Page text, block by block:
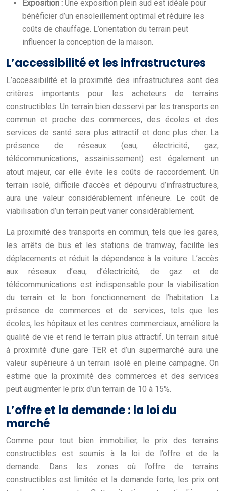
Exposition : Une exposition plein sud est idéale pour
bénéficier d’un ensoleillement optimal et réduire les
coûts de chauffage. L’orientation du terrain peut
influencer la conception de la maison.
L’accessibilité et les infrastructures
L’accessibilité et la proximité des infrastructures sont des
critères importants pour les acheteurs de terrains
constructibles. Un terrain bien desservi par les transports en
commun et proche des commerces, des écoles et des
services de santé sera plus attractif et donc plus cher. La
présence de réseaux (eau, électricité, gaz,
télécommunications, assainissement) est également un
atout majeur, car elle évite les coûts de raccordement. Un
terrain isolé, difficile d’accès et dépourvu d’infrastructures,
aura une valeur considérablement inférieure. Le coût de
viabilisation d’un terrain peut varier considérablement.
La proximité des transports en commun, tels que les gares,
les arrêts de bus et les stations de tramway, facilite les
déplacements et réduit la dépendance à la voiture. L’accès
aux réseaux d’eau, d’électricité, de gaz et de
télécommunications est indispensable pour la viabilisation
du terrain et le bon fonctionnement de l’habitation. La
présence de commerces et de services, tels que les
écoles, les hôpitaux et les centres commerciaux, améliore la
qualité de vie et rend le terrain plus attractif. Un terrain situé
à proximité d’une gare TER et d’un supermarché aura une
valeur supérieure à un terrain isolé en pleine campagne. On
estime que la proximité des commerces et des services
peut augmenter le prix d’un terrain de 10 à 15%.
L’offre et la demande : la loi du
marché
Comme pour tout bien immobilier, le prix des terrains
constructibles est soumis à la loi de l’offre et de la
demande. Dans les zones où l’offre de terrains
constructibles est limitée et la demande forte, les prix ont